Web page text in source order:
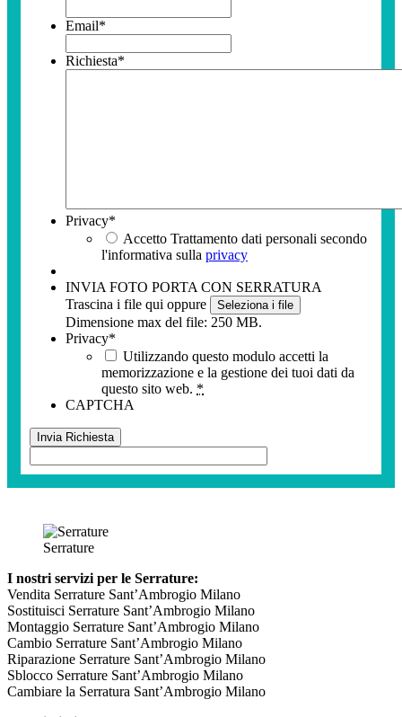
Email*
Richiesta*
Privacy*
Accetto Trattamento dati personali secondo
l'informativa sulla privacy
INVIA FOTO PORTA CON SERRATURA
Trascina i file qui oppure
Seleziona i file
Dimensione max del file: 250 MB.
Privacy*
Utilizzando questo modulo accetti la
memorizzazione e la gestione dei tuoi dati da
questo sito web. *
CAPTCHA
Serrature
I nostri servizi per le Serrature:
Vendita Serrature Sant’Ambrogio Milano
Sostituisci Serrature Sant’Ambrogio Milano
Montaggio Serrature Sant’Ambrogio Milano
Cambio Serrature Sant’Ambrogio Milano
Riparazione Serrature Sant’Ambrogio Milano
Sblocco Serrature Sant’Ambrogio Milano
Cambiare la Serratura Sant’Ambrogio Milano